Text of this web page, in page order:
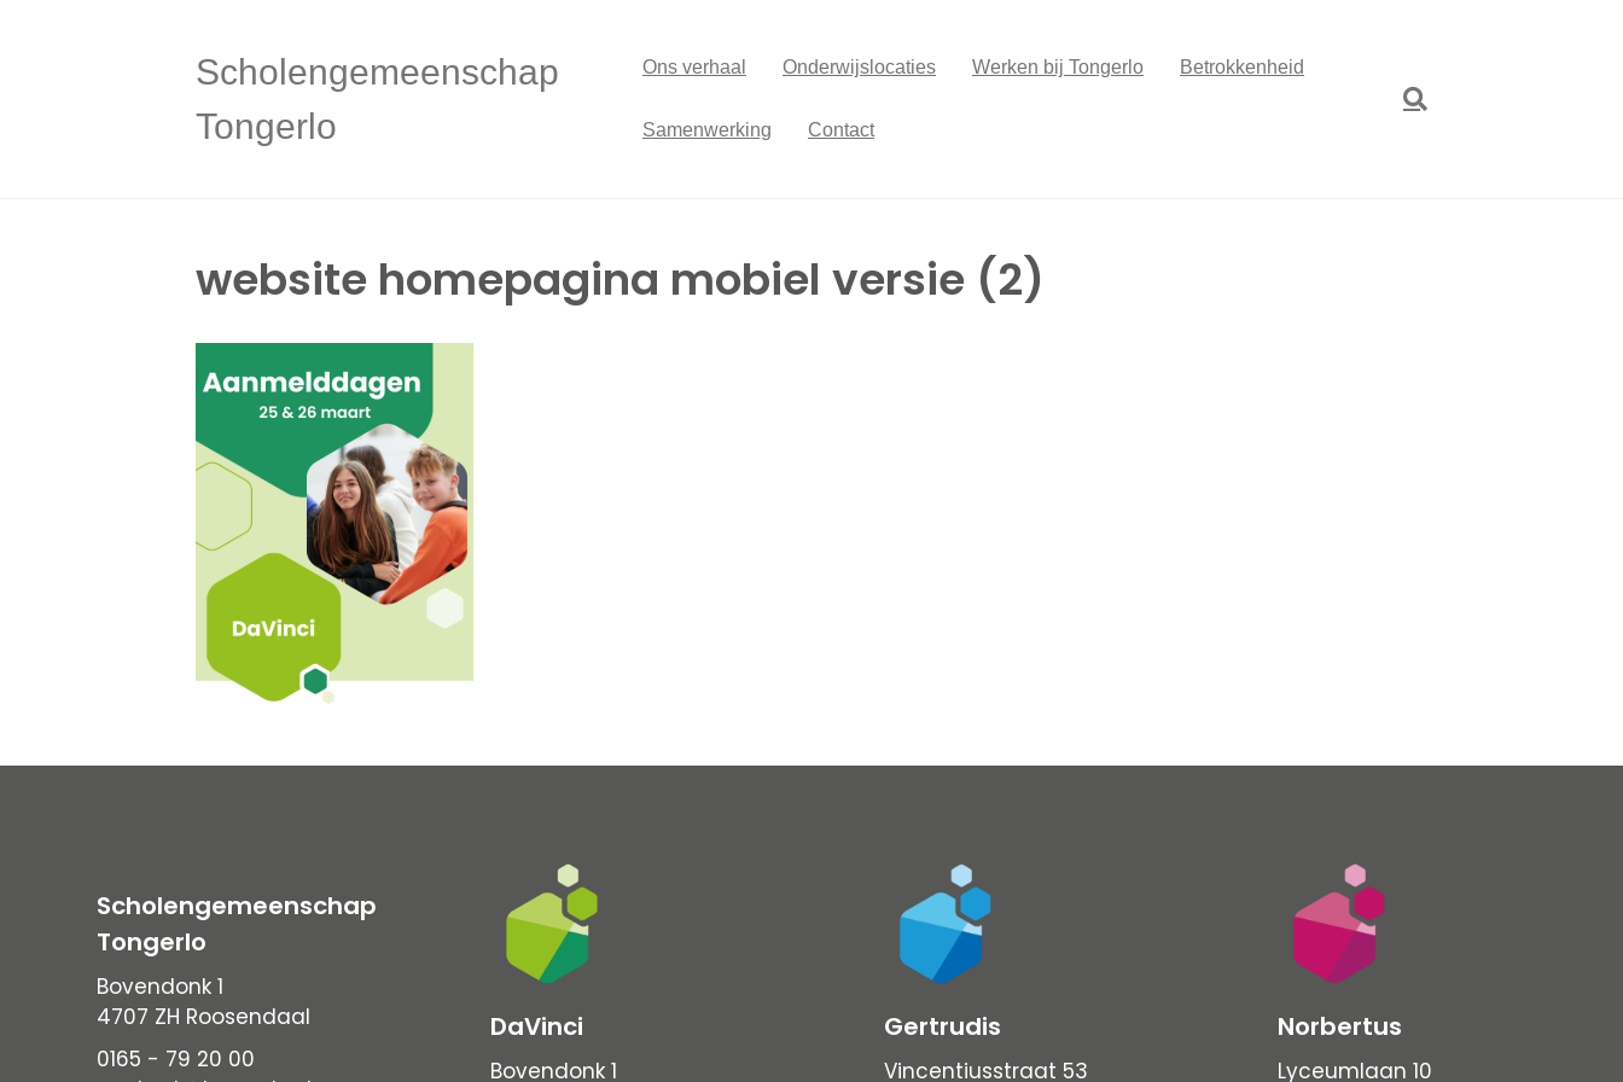
Scholengemeenschap
Tongerlo
Ons verhaal Onderwijslocaties Werken bij Tongerlo Betrokkenheid
Samenwerking Contact
website homepagina mobiel versie (2)
Scholengemeenschap
Tongerlo
Bovendonk 1
4707 ZH Roosendaal
0165 - 79 20 00
DaVinci
Bovendonk 1
Gertrudis
Vincentiusstraat 53
Norbertus
Lyceumlaan 10